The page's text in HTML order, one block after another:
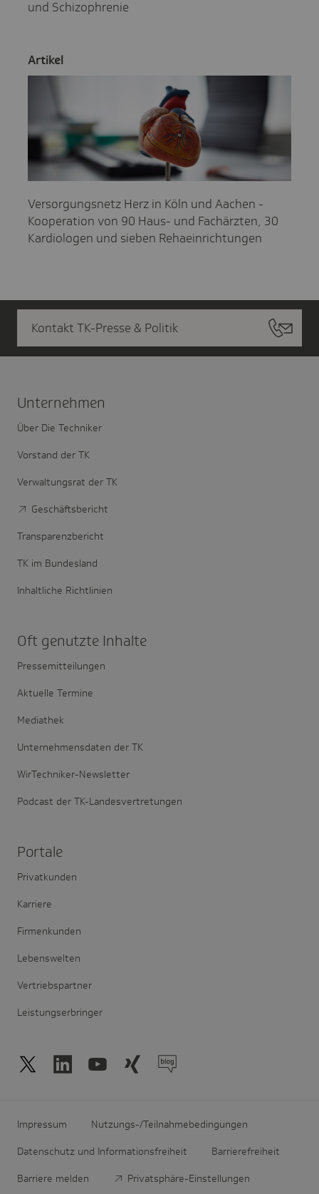
und Schizophrenie
Artikel
Versorgungsnetz Herz in Köln und Aachen -
Kooperation von 90 Haus- und Fachärzten, 30
Kardiologen und sieben Rehaeinrichtungen
Kontakt TK-Presse & Politik
Unter­nehmen
Über Die Techniker
Vorstand der TK
Verwaltungsrat der TK
Geschäftsbericht
Transparenzbericht
TK im Bundesland
Inhaltliche Richtlinien
Oft genutzte Inhalte
Pressemitteilungen
Aktuelle Termine
Mediathek
Unternehmensdaten der TK
WirTechniker-Newsletter
Podcast der TK-Landesvertretungen
Portale
Privatkunden
Karriere
Firmenkunden
Lebenswelten
Vertriebspartner
Leistungserbringer
Impressum Nutzungs-/Teilnahmebedingungen
Datenschutz und Informationsfreiheit Barrierefreiheit
Barriere melden Privatsphäre-Einstellungen